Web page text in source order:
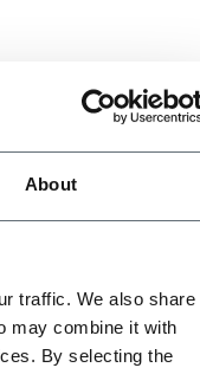
About
traffic. We also share
may combine it with
By selecting the
in Thailandia. La fiera
alimentari e non.